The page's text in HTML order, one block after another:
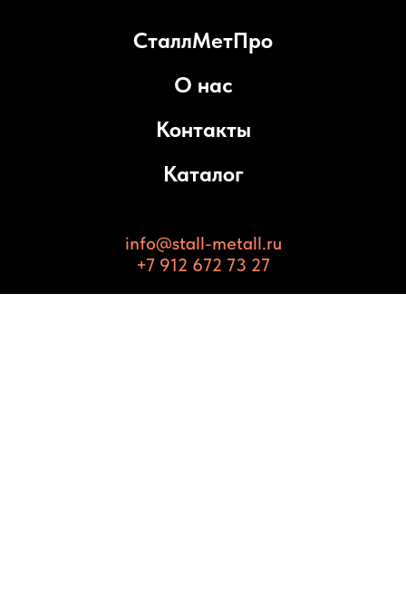
СталлМетПро
О нас
Контакты
Каталог
info@stall-metall.ru
+7 912 672 73 27